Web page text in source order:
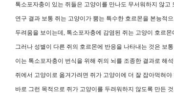
톡소포자충이 있는 쥐들은 고양이를 만나도 무서워하지 않고
연구 결과 보통 쥐는 고양이가 뿜는 특수한 호르몬을 본능적
두려움을 보이는데, 톡소포자충에 감염된 쥐는 고양이 호르
그러나 성별이 다른 쥐의 호르몬에 반응을 나타내는 것은 보
이는 톡소포자충이 번식을 위해 쥐의 뇌를 조종한 결과로 해
쥐에서 고양이로 옮겨가려면 쥐가 고양이에 더 잘 잡아먹혀야
바로 그런 목적으로 쥐가 고양이를 두려워하지 않도록 만든 것.